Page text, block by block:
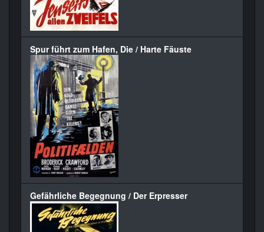
Spur führt zum Hafen, Die / Harte Fäuste
Gefährliche Begegnung / Der Erpresser